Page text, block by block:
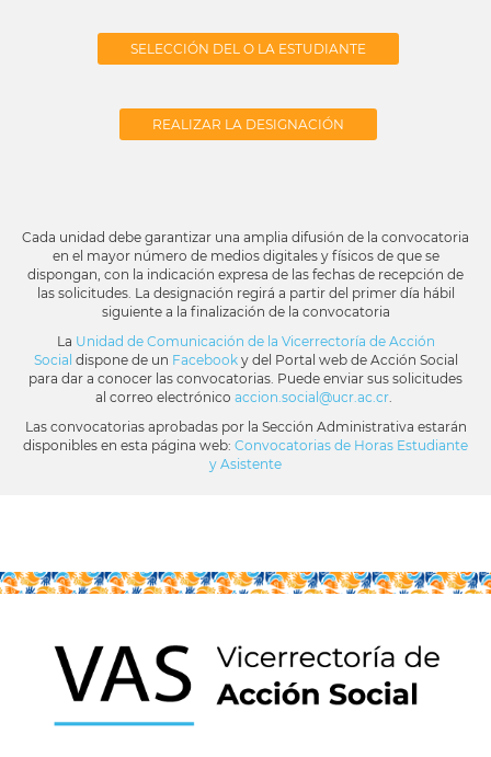
SELECCIÓN DEL O LA ESTUDIANTE
REALIZAR LA DESIGNACIÓN
Cada unidad debe garantizar una amplia difusión de la convocatoria
en el mayor número de medios digitales y físicos de que se
dispongan, con la indicación expresa de las fechas de recepción de
las solicitudes. La designación regirá a partir del primer día hábil
siguiente a la finalización de la convocatoria
La Unidad de Comunicación de la Vicerrectoría de Acción
Social dispone de un Facebooky del Portal web de Acción Social
para dar a conocer las convocatorias. Puede enviar sus solicitudes
al correo electrónico accion.social@ucr.ac.cr.
Las convocatorias aprobadas por la Sección Administrativa estarán
disponibles en esta página web: Convocatorias de Horas Estudiante
y Asistente